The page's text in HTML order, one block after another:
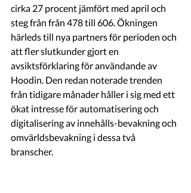
cirka 27 procent jämfört med april och
steg från från 478 till 606. Ökningen
härleds till nya partners för perioden och
att fler slutkunder gjort en
avsiktsförklaring för användande av
Hoodin. Den redan noterade trenden
från tidigare månader håller i sig med ett
ökat intresse för automatisering och
digitalisering av innehålls-bevakning och
omvärldsbevakning i dessa två
branscher.